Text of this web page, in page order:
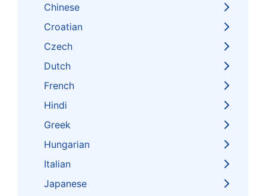
Chinese
Croatian
Czech
Dutch
French
Hindi
Greek
Hungarian
Italian
Japanese